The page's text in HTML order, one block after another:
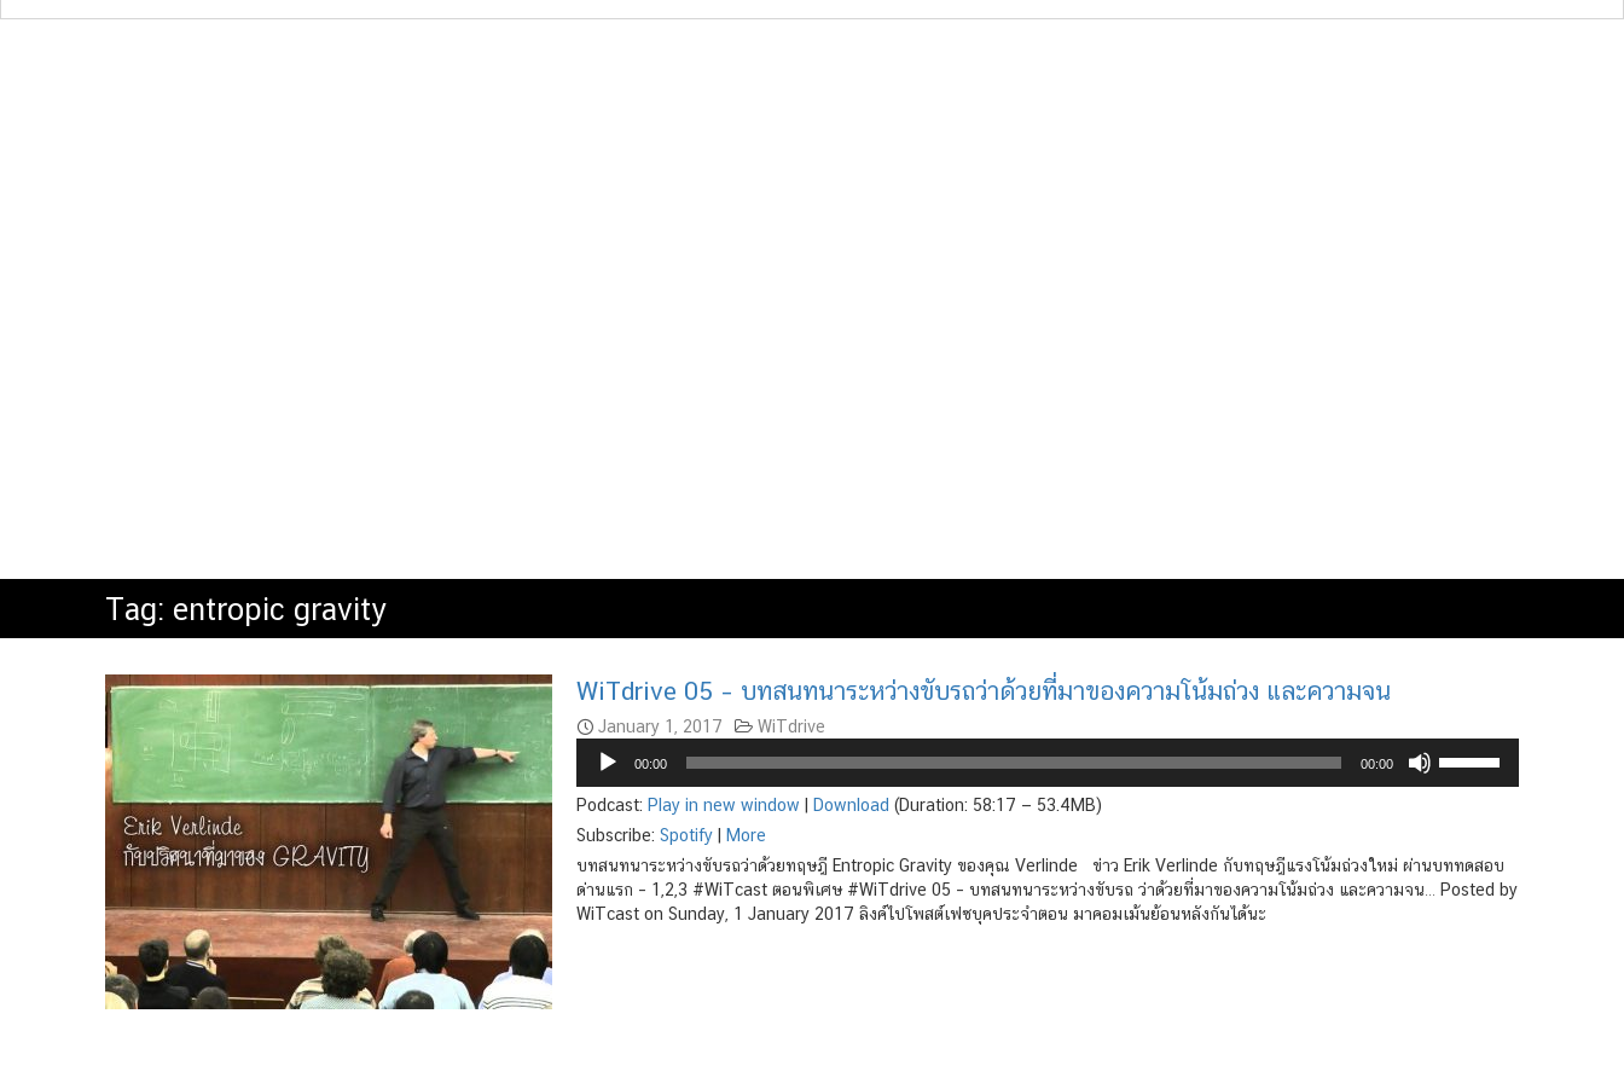
Tag: entropic gravity
WiTdrive 05 – บทสนทนาระหว่างขับรถว่าด้วยที่มาของความโน้มถ่วง และความจน
January 1, 2017 WiTdrive
Audio
Player
00:00 00:00
increase
or
Podcast: Play in new window Download (Duration: 58:17 — 53.4MB)
Subscribe: Spotify|
More
บทสนทนาระหว่างขับรถว่าด้วยทฤษฎี Entropic Gravity ของคุณ Verlinde ข่าว Erik Verlinde กับทฤษฎีแรงโน้มถ่วงใหม่ ผ่านบททดสอบ
ด่านแรก – 1,2,3 #WiTcast ตอนพิเศษ #WiTdrive 05 – บทสนทนาระหว่างขับรถ ว่าด้วยที่มาของความโน้มถ่วง และความจน… Posted by
WiTcast on Sunday, 1 January 2017 ลิงค์ไปโพสต์เฟซบุคประจำตอน มาคอมเม้นย้อนหลังกันได้นะ